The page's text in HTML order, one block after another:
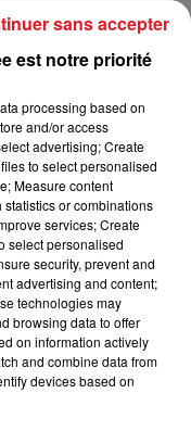
l'année au
un tracé qu'il
pour un accessit.
:
est notre priorité
processing based on
and/or access
advertising; Create
to select personalised
Measure content
or combinations
services; Create
select personalised
security, prevent and
advertising and content;
technologies may
browsing data to offer
on information actively
and combine data from
devices based on
sans accepter